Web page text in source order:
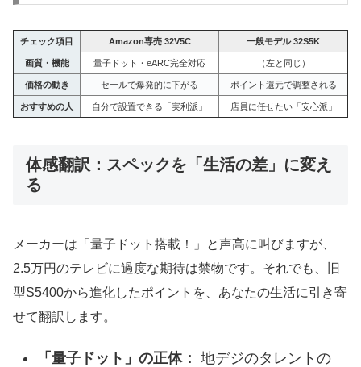
チェック項目 Amazon専売 32V5C 一般モデル 32S5K
画質・機能 量子ドット・eARC完全対応 （左と同じ）
価格の動き セールで爆発的に下がる ポイント還元で調整される
おすすめの人 自分で設置できる「実利派」 店員に任せたい「安心派」
体感翻訳：スペックを「生活の差」に変え
る
メーカーは「量子ドット搭載！」と声高に叫びますが、
2.5万円のテレビに過度な期待は禁物です。それでも、旧
型S5400から進化したポイントを、あなたの生活に引き寄
せて翻訳します。
「量子ドット」の正体： 地デジのタレントの